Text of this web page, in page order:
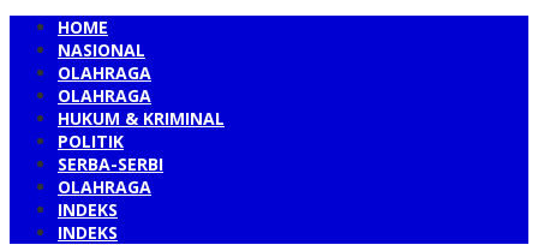
HOME
NASIONAL
OLAHRAGA
OLAHRAGA
HUKUM & KRIMINAL
POLITIK
SERBA-SERBI
OLAHRAGA
INDEKS
INDEKS